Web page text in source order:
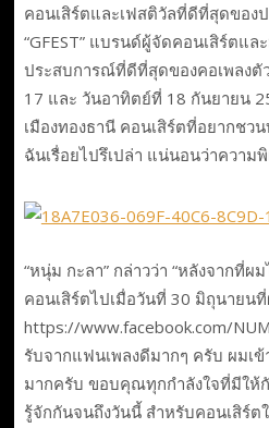
คอนเสิร์ตและเฟสติวัลที่ดีที่สุดของ
“GFEST” แบรนด์ผู้จัดคอนเสิร์ตแล
ประสบการณ์ที่ดีที่สุดของคอเพลงตั
17 และ วันอาทิตย์ที่ 18 กันยายน
เมืองทองธานี คอนเสิร์ตที่อยากช
ฉันเรื่อยไปรึเปล่า แน่นอนว่าควา
“หนุ่ม กะลา” กล่าวว่า “หลังจากที่ผ
คอนเสิร์ตไปเมื่อวันที่ 30 มิถุนายน
https://www.facebook.com/
รับจากแฟนเพลงดีมากๆ ครับ ผมเ
มากครับ ขอบคุณทุกกำลังใจที่มีให้
รู้จักกันจนถึงวันนี้ สำหรับคอนเสิร์